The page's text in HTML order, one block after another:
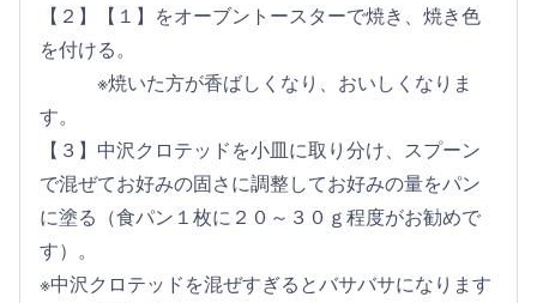
【２】【１】をオーブントースターで焼き、焼き色
を付ける。
※焼いた方が香ばしくなり、おいしくなりま
す。
【３】中沢クロテッドを小皿に取り分け、スプーン
で混ぜてお好みの固さに調整してお好みの量をパン
に塗る（食パン１枚に２０～３０ｇ程度がお勧めで
す）。
※中沢クロテッドを混ぜすぎるとバサバサになります